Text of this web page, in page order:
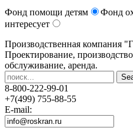
Фонд помощи детям Фонд
интересует
Производственная компания
Проектирование,
обслуживание, аренда.
8-800-222-99-01
+7(499) 755-88-55
E-mail: